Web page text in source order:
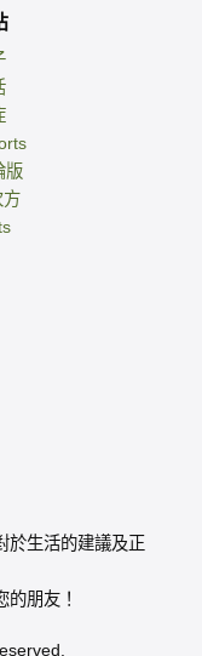
於生活的建議及正
朋友！
版
方